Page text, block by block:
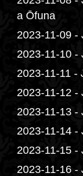
a Ōfuna
2023-11-09 -
2023-11-10 -
2023-11-11 -
2023-11-12 -
2023-11-13 -
2023-11-14 -
2023-11-15 -
2023-11-16 -